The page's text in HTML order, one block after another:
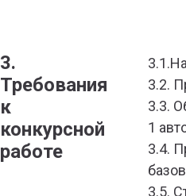
3.
Требования
к
конкурсной
работе
3.2.
3.3.
1
3.4.
3.5.